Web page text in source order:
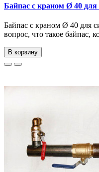
Байпас с краном Ø 40 для
Байпас с краном Ø 40 для
вопрос, что такое байпас,
В корзину